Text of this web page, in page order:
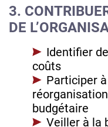
3.
DE
Identifier
coûts
Participer
budgétaire
Veiller à la